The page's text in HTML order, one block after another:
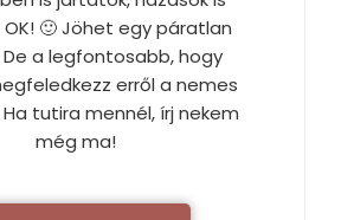
🙂 Jöhet egy páratlan
a legfontosabb, hogy
erről a nemes
tutira mennél, írj nekem
még ma!